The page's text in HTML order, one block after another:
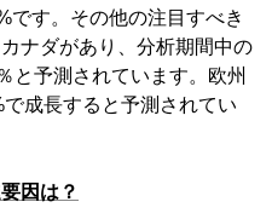
です。その他の注目すべき
ナダがあり、分析期間中の
と予測されています。欧州
成長すると予測されてい
因は？